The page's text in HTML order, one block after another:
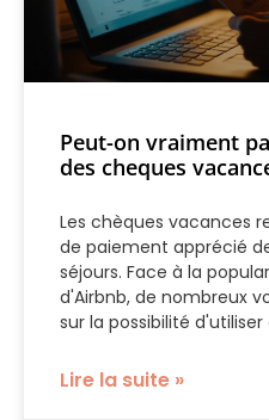
Peut-on vraiment
des cheques
Les chèques vacances
de paiement apprécié
séjours. Face à la
d'Airbnb, de nombreux
sur la possibilité
Lire la suite »